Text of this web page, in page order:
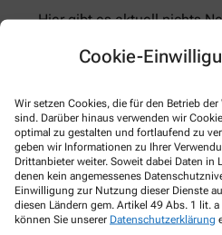
Cookie-
Wir setzen Cookies, die für den Betrieb
sind. Darüber hinaus verwenden wir
optimal zu gestalten und fortlaufend zu
geben wir Informationen zu Ihrer
Drittanbieter weiter. Soweit dabei Daten in
denen kein angemessenes
Einwilligung zur Nutzung dieser Dienste
diesen Ländern gem. Artikel 49 Abs. 1 lit.
können Sie unserer Datenschutzerklärung
Hier gibt es aktuell nichts